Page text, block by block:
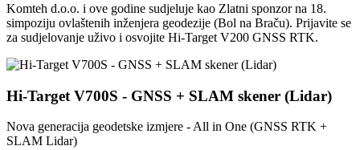
Komteh d.o.o. i ove godine sudjeluje kao Zlatni sponzor na 18.
simpoziju ovlaštenih inženjera geodezije (Bol na Braču). Prijavite se
za sudjelovanje uživo i osvojite Hi-Target V200 GNSS RTK.
Hi-Target V700S - GNSS + SLAM skener (Lidar)
Nova generacija geodetske izmjere - All in One (GNSS RTK +
SLAM Lidar)